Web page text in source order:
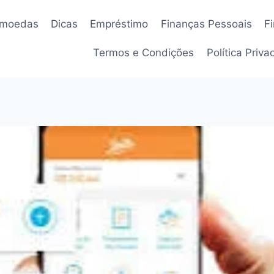
Dicas Empréstimo Finanças Pessoais
Termos e Condições Política